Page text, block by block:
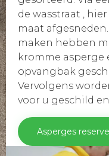
de wasstraat ,
maat
maken hebben
kromme asperge
opvangbak
Vervolgens
voor u geschild
Asperges